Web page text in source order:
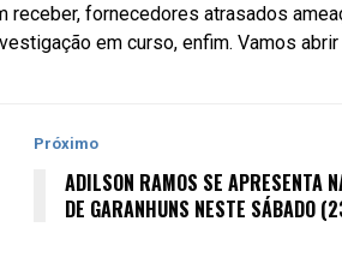
fornecedores atrasados
em curso, enfim. Vamos
Próximo
ADILSON RAMOS SE APRESENTA
DE GARANHUNS NESTE SÁBADO